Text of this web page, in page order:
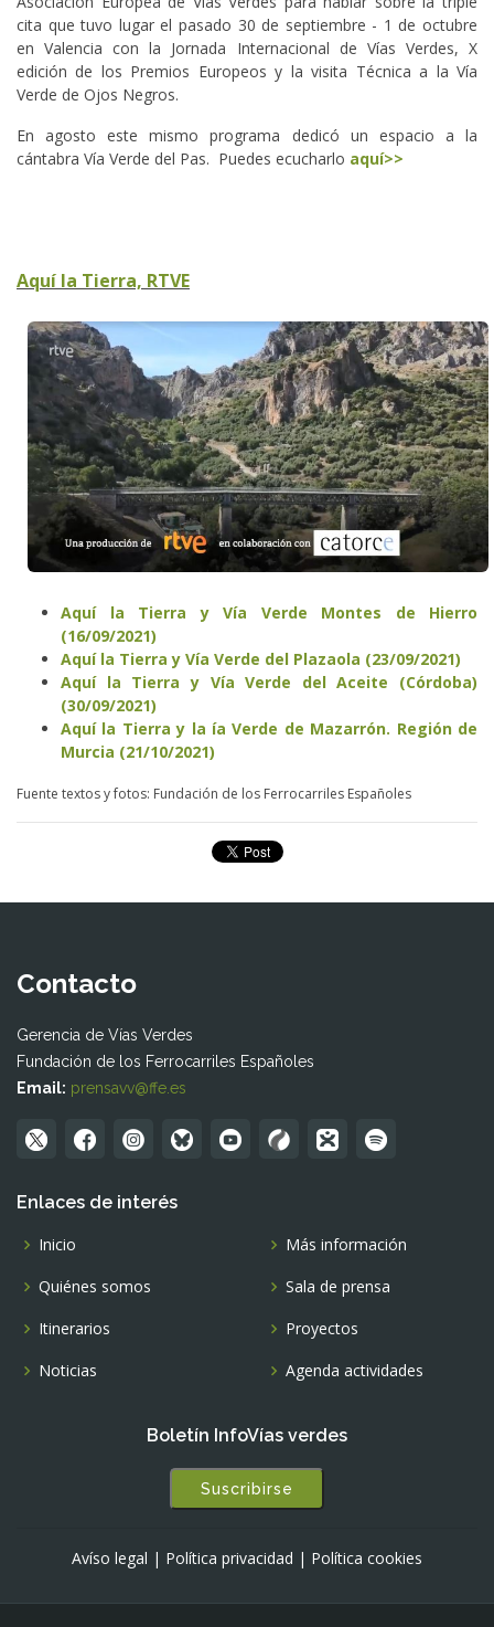
cita que tuvo lugar el pasado 30 de septiembre - 1 de octubre
en Valencia con la Jornada Internacional de Vías Verdes, X
edición de los Premios Europeos y la visita Técnica a la Vía
Verde de Ojos Negros.
En agosto este mismo programa dedicó un espacio a la
cántabra Vía Verde del Pas. Puedes ecucharlo aquí>>
Aquí la Tierra, RTVE
Aquí la Tierra y Vía Verde Montes de Hierro
(16/09/2021)
Aquí la Tierra y Vía Verde del Plazaola (23/09/2021)
Aquí la Tierra y Vía Verde del Aceite (Córdoba)
(30/09/2021)
Aquí la Tierra y la ía Verde de Mazarrón. Región de
Murcia (21/10/2021)
Fuente textos y fotos: Fundación de los Ferrocarriles Españoles
Contacto
Gerencia de Vías Verdes
Fundación de los Ferrocarriles Españoles
Email: prensavv@ffe.es
Enlaces de interés
Inicio
Quiénes somos
Itinerarios
Noticias
Más información
Sala de prensa
Proyectos
Agenda actividades
Boletín InfoVías verdes
Suscribirse
Avíso legal | Política privacidad | Política cookies